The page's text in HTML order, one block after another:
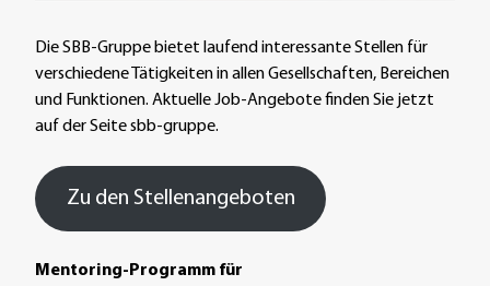
Die SBB-Gruppe bietet laufend interessante Stellen für
verschiedene Tätigkeiten in allen Gesellschaften, Bereichen
und Funktionen. Aktuelle Job-Angebote finden Sie jetzt
auf der Seite sbb-gruppe.
Zu den Stellenangeboten
Mentoring-Programm für